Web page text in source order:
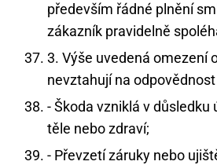
především řádné plnění
zákazník pravidelně
3. Výše uvedená omezení
nevztahují na odpovědnost
- Škoda vzniklá v důsledku
těle nebo zdraví;
- Převzetí záruky nebo